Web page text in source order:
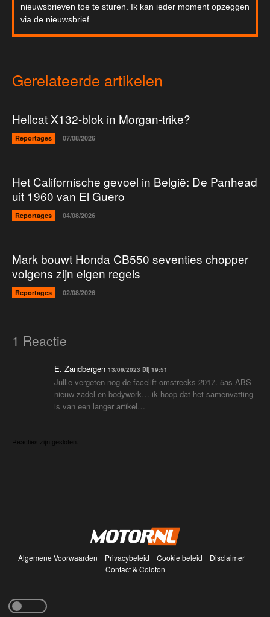
nieuwsbrieven toe te sturen. Ik kan ieder moment opzeggen
via de nieuwsbrief.
Gerelateerde artikelen
Hellcat X132-blok in Morgan-trike?
Reportages 07/08/2026
Het Californische gevoel in België: De Panhead
uit 1960 van El Guero
Reportages 04/08/2026
Mark bouwt Honda CB550 seventies chopper
volgens zijn eigen regels
Reportages 02/08/2026
1 Reactie
E. Zandbergen 13/09/2023 Bij 19:51
Jullie vergeten nog de facelift omstreeks 2017. 5as ABS
nieuw zadel en bodywork… ik hoop dat het samenvatting
is van een langer artikel…
Reacties zijn gesloten.
Algemene Voorwaarden Privacybeleid Cookie beleid
Disclaimer
Contact & Colofon